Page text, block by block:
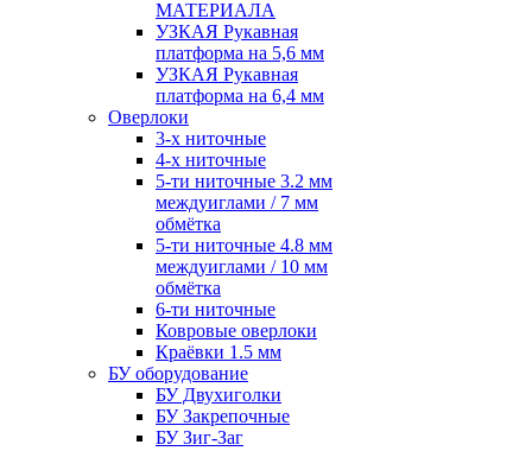
МАТЕРИАЛА
УЗКАЯ Рукавная
платформа на 5,6 мм
УЗКАЯ Рукавная
платформа на 6,4 мм
Оверлоки
3-х ниточные
4-х ниточные
5-ти ниточные 3.2 мм
междуиглами / 7 мм
обмётка
5-ти ниточные 4.8 мм
междуиглами / 10 мм
обмётка
6-ти ниточные
Ковровые оверлоки
Краёвки 1.5 мм
БУ оборудование
БУ Двухиголки
БУ Закрепочные
БУ Зиг-Заг